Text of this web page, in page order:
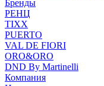
Бренды
РЕНЦ
TIXX
PUERTO
VAL DE FIORI
ORO&ORO
DND By Martinelli
Компания